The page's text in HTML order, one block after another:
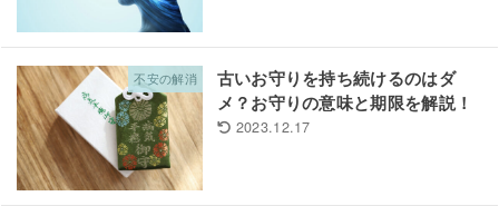
不安の解消
古いお守りを持ち続けるのはダ
メ？お守りの意味と期限を解説！
2023.12.17